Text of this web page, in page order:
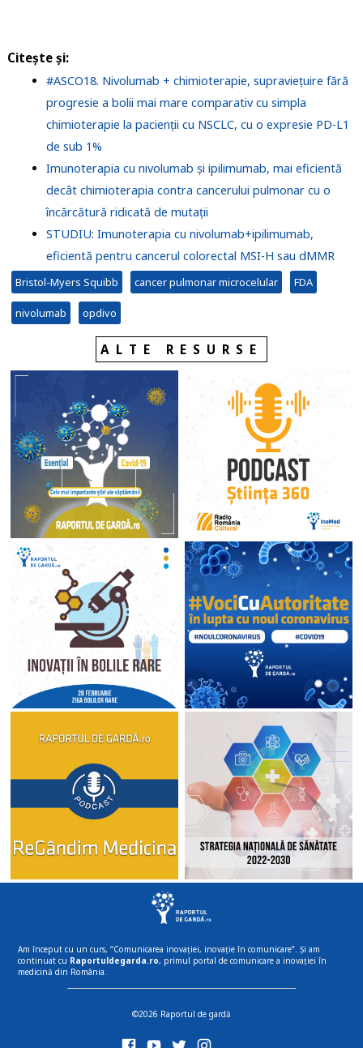
Citește și:
#ASCO18. Nivolumab + chimioterapie, supraviețuire fără
progresie a bolii mai mare comparativ cu simpla
chimioterapie la pacienții cu NSCLC, cu o expresie PD-L1
de sub 1%
Imunoterapia cu nivolumab și ipilimumab, mai eficientă
decât chimioterapia contra cancerului pulmonar cu o
încărcătură ridicată de mutații
STUDIU: Imunoterapia cu nivolumab+ipilimumab,
eficientă pentru cancerul colorectal MSI-H sau dMMR
Bristol-Myers Squibb cancer pulmonar microcelular FDA
nivolumab opdivo
ALTE RESURSE
Am început cu un curs, “Comunicarea inovației, inovație în comunicare”. Și am
continuat cu Raportuldegarda.ro, primul portal de comunicare a inovației în
medicină din România.
©2026 Raportul de gardă